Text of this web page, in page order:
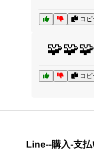
コピ
🧩🧩🧩
コピ
Line--購入-支